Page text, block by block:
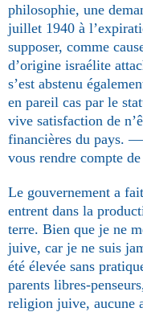
philosophie, une
juillet 1940 à
supposer, comme
d’origine israélite
s’est abstenu
en pareil cas par le
vive satisfaction de
financières du pays.
vous rendre compte
Le gouvernement a
entrent dans la
terre. Bien que je ne
juive, car je ne suis
été élevée sans
parents libres-
religion juive, aucune